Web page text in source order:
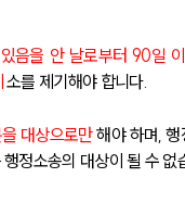
음을 안 날로부터 90일
소를 제기해야 합니다.
대상으로만 해야 하며, 행
정소송의 대상이 될 수 없